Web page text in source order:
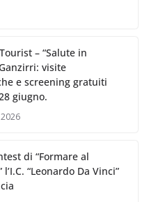
– “Salute in
visite
e screening gratuiti
giugno.
di “Formare al
l’I.C. “Leonardo Da Vinci”